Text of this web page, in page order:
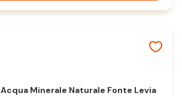
Acqua Minerale Naturale Fonte Levia